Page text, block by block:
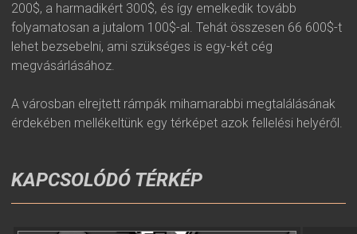
200$, a harmadikért 300$, és így emelkedik tovább
folyamatosan a jutalom 100$-al. Tehát összesen 66 600$-t
lehet bezsebelni, ami szükséges is egy-két cég
megvásárlásához.
A városban elrejtett rámpák mihamarabbi megtalálásának
érdekében mellékeltünk egy térképet azok fellelési helyéről.
KAPCSOLÓDÓ TÉRKÉP